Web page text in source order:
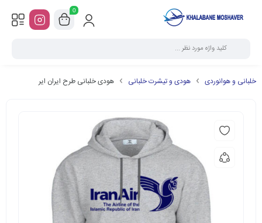
0
خلبانی و هوانوردی هودی و تیشرت خلبانی هودی خلبانی طرح ایران ایر